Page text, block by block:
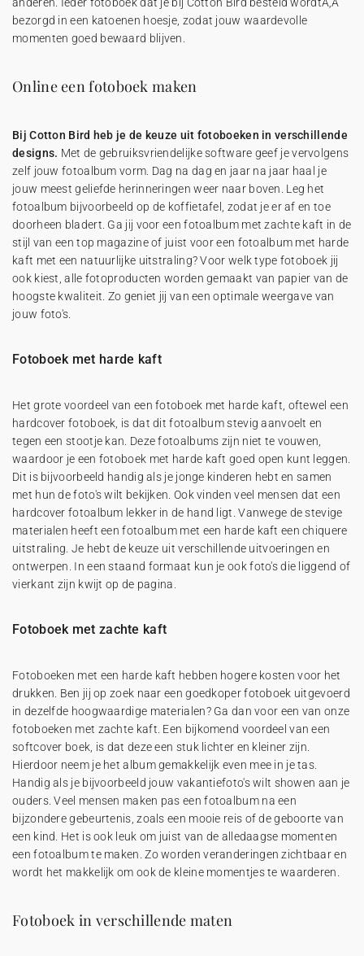
bezorgd in een katoenen hoesje, zodat jouw waardevolle
momenten goed bewaard blijven.
Online een fotoboek maken
Bij Cotton Bird heb je de keuze uit fotoboeken in verschillende
designs. Met de gebruiksvriendelijke software geef je vervolgens
zelf jouw fotoalbum vorm. Dag na dag en jaar na jaar haal je
jouw meest geliefde herinneringen weer naar boven. Leg het
fotoalbum bijvoorbeeld op de koffietafel, zodat je er af en toe
doorheen bladert. Ga jij voor een fotoalbum met zachte kaft in de
stijl van een top magazine of juist voor een fotoalbum met harde
kaft met een natuurlijke uitstraling? Voor welk type fotoboek jij
ook kiest, alle fotoproducten worden gemaakt van papier van de
hoogste kwaliteit. Zo geniet jij van een optimale weergave van
jouw foto's.
Fotoboek met harde kaft
Het grote voordeel van een fotoboek met harde kaft, oftewel een
hardcover fotoboek, is dat dit fotoalbum stevig aanvoelt en
tegen een stootje kan. Deze fotoalbums zijn niet te vouwen,
waardoor je een fotoboek met harde kaft goed open kunt leggen.
Dit is bijvoorbeeld handig als je jonge kinderen hebt en samen
met hun de foto's wilt bekijken. Ook vinden veel mensen dat een
hardcover fotoalbum lekker in de hand ligt. Vanwege de stevige
materialen heeft een fotoalbum met een harde kaft een chiquere
uitstraling. Je hebt de keuze uit verschillende uitvoeringen en
ontwerpen. In een staand formaat kun je ook foto's die liggend of
vierkant zijn kwijt op de pagina.
Fotoboek met zachte kaft
Fotoboeken met een harde kaft hebben hogere kosten voor het
drukken. Ben jij op zoek naar een goedkoper fotoboek uitgevoerd
in dezelfde hoogwaardige materialen? Ga dan voor een van onze
fotoboeken met zachte kaft. Een bijkomend voordeel van een
softcover boek, is dat deze een stuk lichter en kleiner zijn.
Hierdoor neem je het album gemakkelijk even mee in je tas.
Handig als je bijvoorbeeld jouw vakantiefoto's wilt showen aan je
ouders. Veel mensen maken pas een fotoalbum na een
bijzondere gebeurtenis, zoals een mooie reis of de geboorte van
een kind. Het is ook leuk om juist van de alledaagse momenten
een fotoalbum te maken. Zo worden veranderingen zichtbaar en
wordt het makkelijk om ook de kleine momentjes te waarderen.
Fotoboek in verschillende maten